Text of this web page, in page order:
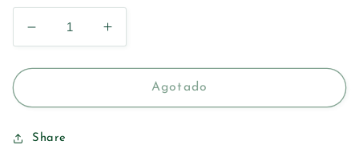
Reducir
cantidad
para
MALVA
CREMA
Aumentar
cantidad
para
WELEDA
MALVA
Agotado
Share